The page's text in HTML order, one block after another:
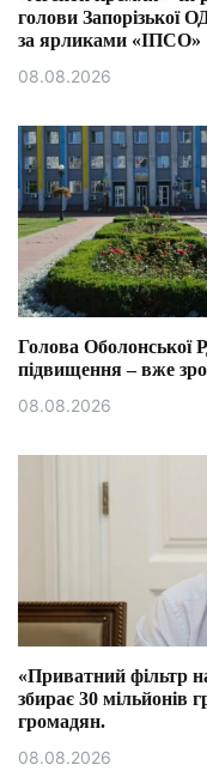
голови Запорізької
за ярликами «ІПСО»
08.08.2026
Голова Оболонської
підвищення – вже
08.08.2026
«Приватний фільтр
збирає 30 мільйонів
громадян.
08.08.2026